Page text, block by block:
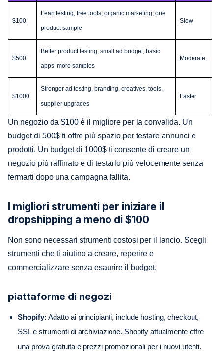
$100
Lean testing, free tools, organic marketing, one
product sample
Slow
$500
Better product testing, small ad budget, basic
apps, more samples
Moderate
$1000
Stronger ad testing, branding, creatives, tools,
supplier upgrades
Faster
Un negozio da $100 è il migliore per la convalida. Un
budget di 500$ ti offre più spazio per testare annunci e
prodotti. Un budget di 1000$ ti consente di creare un
negozio più raffinato e di testarlo più velocemente senza
fermarti dopo una campagna fallita.
I migliori strumenti per iniziare il
dropshipping a meno di $100
Non sono necessari strumenti costosi per il lancio. Scegli
strumenti che ti aiutino a creare, reperire e
commercializzare senza esaurire il budget.
piattaforme di negozi
Shopify: Adatto ai principianti, include hosting, checkout,
SSL e strumenti di archiviazione. Shopify attualmente offre
una prova gratuita e prezzi promozionali per i nuovi utenti.